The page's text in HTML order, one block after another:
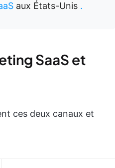
aux États-Unis .
SaaS et
ces deux canaux et